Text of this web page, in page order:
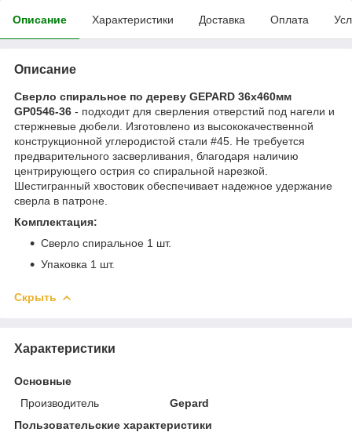
Описание Характеристики Доставка Оплата
Описание
Сверло спиральное по дереву GEPARD 36x460мм
GP0546-36 - подходит для сверления отверстий под нагели и
стержневые дюбели. Изготовлено из высококачественной
конструкционной углеродистой стали #45. Не требуется
предварительного засверливания, благодаря наличию
центрирующего острия со спиральной нарезкой.
Шестигранный хвостовик обеспечивает надежное удержание
сверла в патроне.
Комплектация:
Сверло спиральное 1 шт.
Упаковка 1 шт.
Скрыть
Характеристики
Основные
Производитель
Gepard
Пользовательские характеристики